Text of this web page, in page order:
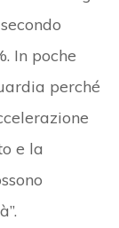
In poche
perché
e la